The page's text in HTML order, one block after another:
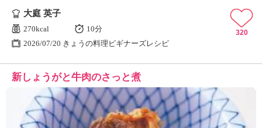
大庭 英子
270kcal
10分
2026/07/20 きょうの料理ビギナーズレシピ
320
新しょうがと牛肉のさっと煮